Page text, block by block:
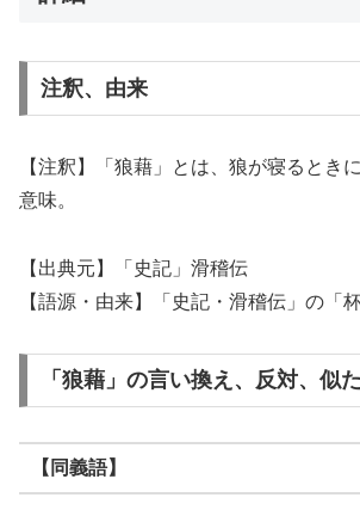
注釈、由来
【注釈】「狼藉」とは、狼が寝るとき
意味。
【出典元】「史記」滑稽伝
【語源・由来】「史記・滑稽伝」の「
「狼藉」の言い換え、反対、似
【同義語】